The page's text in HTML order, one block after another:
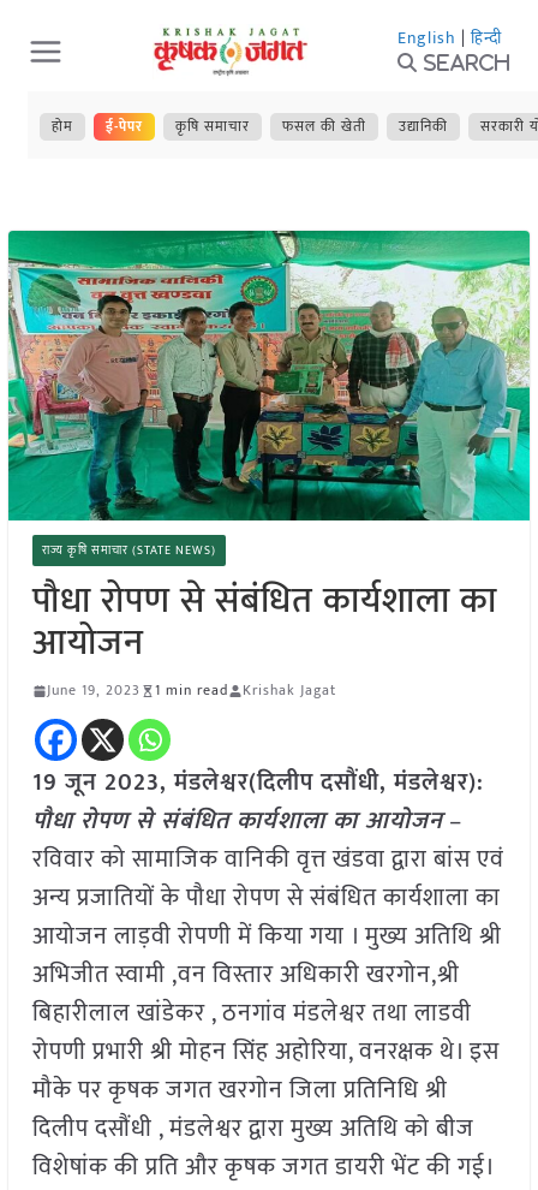
Skip
to
content
English | हिन्दी
Search
होम ई-पेपर कृषि समाचार फसल की खेती उद्यानिकी सरकारी
राज्य कृषि समाचार (STATE NEWS)
पौधा रोपण से संबंधित कार्यशाला का
आयोजन
June 19, 2023 1 min read Krishak Jagat
19 जून 2023, मंडलेश्वर(दिलीप दसौंधी, मंडलेश्वर):
पौधा रोपण से संबंधित कार्यशाला का आयोजन–
रविवार को सामाजिक वानिकी वृत्त खंडवा द्वारा बांस एवं
अन्य प्रजातियों के पौधा रोपण से संबंधित कार्यशाला का
आयोजन लाड़वी रोपणी में किया गया । मुख्य अतिथि श्री
अभिजीत स्वामी ,वन विस्तार अधिकारी खरगोन,श्री
बिहारीलाल खांडेकर , ठनगांव मंडलेश्वर तथा लाडवी
रोपणी प्रभारी श्री मोहन सिंह अहोरिया, वनरक्षक थे। इस
मौके पर कृषक जगत खरगोन जिला प्रतिनिधि श्री
दिलीप दसौंधी , मंडलेश्वर द्वारा मुख्य अतिथि को बीज
विशेषांक की प्रति और कृषक जगत डायरी भेंट की गई।